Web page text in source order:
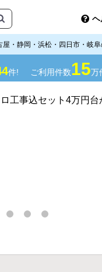
ヘ
・静岡・浜松・四日市・岐
件! ご利用件数15万